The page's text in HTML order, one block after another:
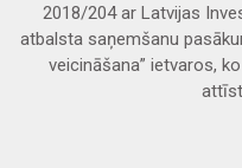
2018/204 ar Latvijas
atbalsta saņemšanu
veicināšana” ietvaros,